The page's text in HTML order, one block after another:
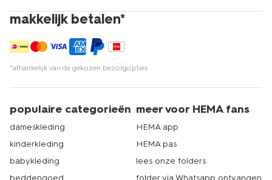
makkelijk betalen*
*afhankelijk van de gekozen bezorgopties
populaire categorieën
dameskleding
kinderkleding
babykleding
beddengoed
meer voor HEMA fans
HEMA app
HEMA pas
lees onze folders
folder via Whatsapp ontvangen